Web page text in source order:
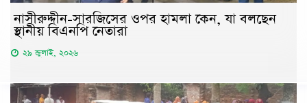
নাসীরুদ্দীন-সারজিসের ওপর হামলা কেন, যা বলছেন
স্থানীয় বিএনপি নেতারা
২৯ জুলাই, ২০২৬